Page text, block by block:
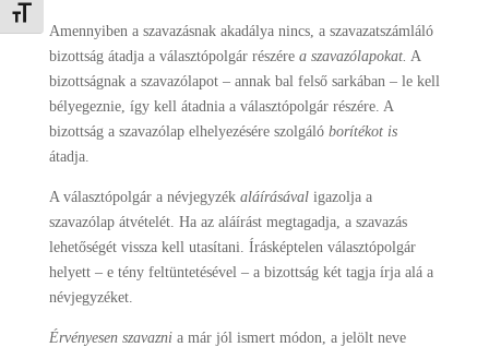
Betűméret váltása
Amennyiben a szavazásnak akadálya nincs, a szavazatszámláló
bizottság átadja a választópolgár részérea szavazólapokat. A
bizottságnak a szavazólapot – annak bal felső sarkában – le kell
bélyegeznie, így kell átadnia a választópolgár részére. A
bizottság a szavazólap elhelyezésére szolgáló borítékot is
átadja.
A választópolgár a névjegyzék aláírásávaligazolja a
szavazólap átvételét. Ha az aláírást megtagadja, a szavazás
lehetőségét vissza kell utasítani. Írásképtelen választópolgár
helyett – e tény feltüntetésével – a bizottság két tagja írja alá a
névjegyzéket.
Érvényesen szavaznia már jól ismert módon, a jelölt neve